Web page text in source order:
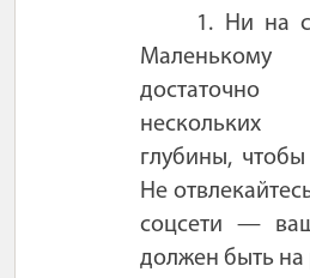
1. Ни на
нескольких
глубины,
Не
соцсети —
должен быть на